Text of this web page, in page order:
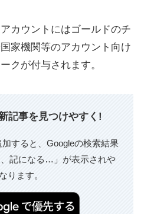
カウントにはゴールドのチ
家機関等のアカウント向け
クが付与されます。
記事を見つけやすく!
加すると、Googleの検索結果
記になる…」が表示されや
ります。